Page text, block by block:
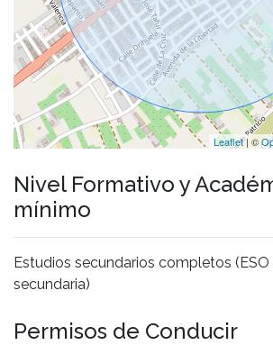
Leaflet| ©
Nivel Formativo y
mínimo
Estudios secundarios completos
secundaria)
Permisos de Conducir